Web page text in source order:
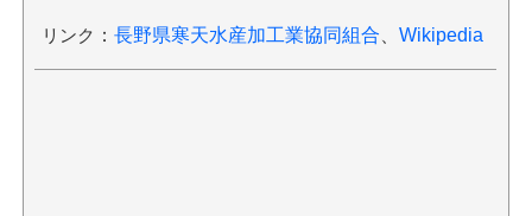
リンク ： 長野県寒天水産加工業協同組合、 Wikipedia